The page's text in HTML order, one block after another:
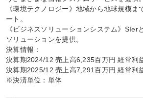
《環境テクノロジー》地域から地球規模ま
ート。
《ビジネスソリューションシステム》SIer
ソリューションを提供。
決算情報：
決算期2024/12 売上高6,235百万円 経常利
決算期2025/12 売上高7,291百万円 経常利
※決済単位：単体